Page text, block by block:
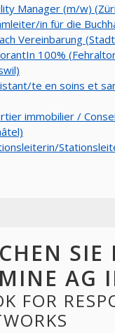
Manager (m/w)
in für die
Vereinbarung
100%
te en soins et
immobilier /
SIE
AG
FOR